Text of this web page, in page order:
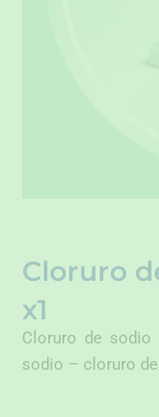
Cloruro
x1
Cloruro de
sodio – cloruro